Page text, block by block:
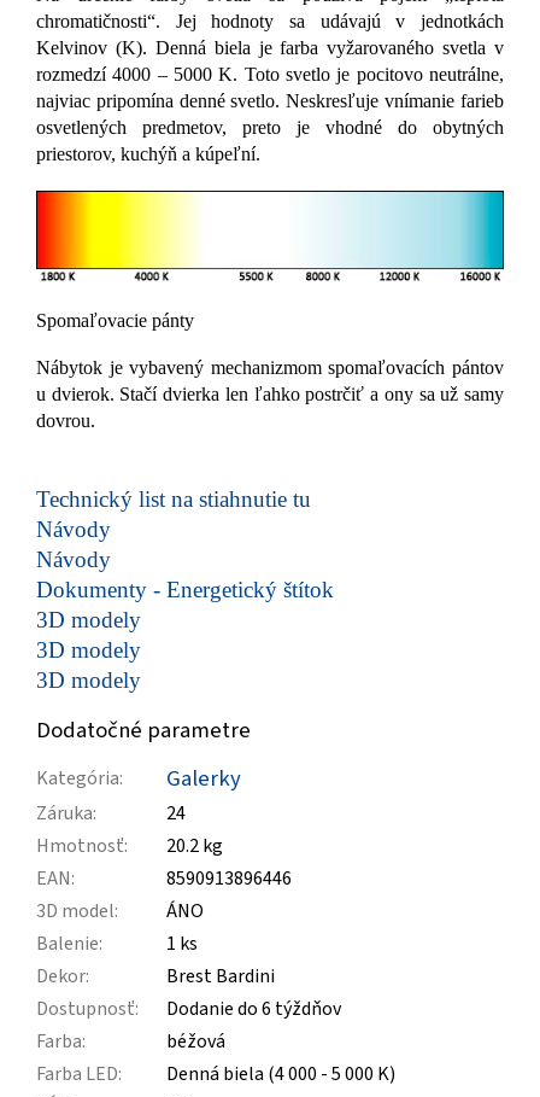
chromatičnosti“. Jej hodnoty sa udávajú v jednotkách
Kelvinov (K). Denná biela je farba vyžarovaného svetla v
rozmedzí 4000 – 5000 K. Toto svetlo je pocitovo neutrálne,
najviac pripomína denné svetlo. Neskresľuje vnímanie farieb
osvetlených predmetov, preto je vhodné do obytných
priestorov, kuchýň a kúpeľní.
Spomaľovacie pánty
Nábytok je vybavený mechanizmom spomaľovacích pántov
u dvierok. Stačí dvierka len ľahko postrčiť a ony sa už samy
dovrou.
Technický list na stiahnutie tu
Návody
Návody
Dokumenty - Energetický štítok
3D modely
3D modely
3D modely
Dodatočné parametre
Kategória: Galerky
Záruka:
24
Hmotnosť:
20.2 kg
EAN:
8590913896446
3D model:
ÁNO
Balenie:
1 ks
Dekor:
Brest Bardini
Dostupnosť:
Dodanie do 6 týždňov
Farba:
béžová
Farba LED:
Denná biela (4 000 - 5 000 K)